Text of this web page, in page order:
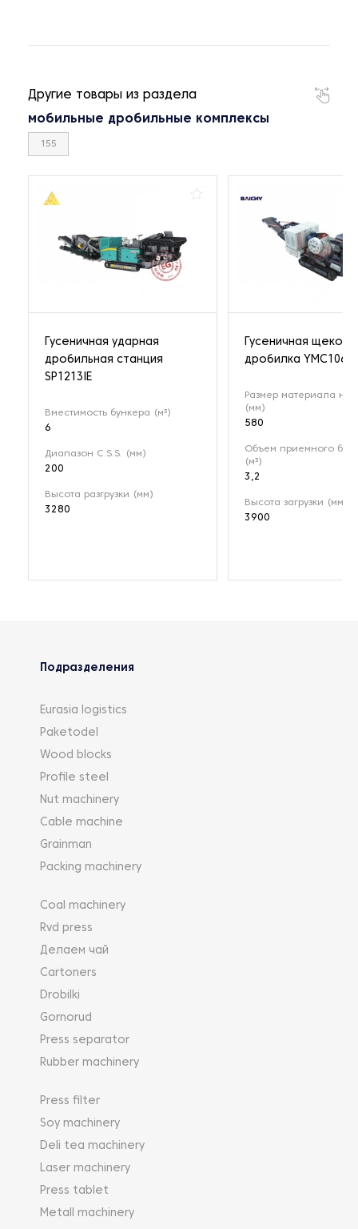
Другие товары из раздела
мобильные дробильные комплексы
155
Гусеничная ударная
дробильная станция
SP1213IE
Вместимость бункера (м³)
6
Диапазон C.S.S. (мм)
200
Высота разгрузки (мм)
3280
Гусеничная
дробилка YMC106
Размер материала на
(мм)
580
Объем приемного
(м³)
3,2
Высота загрузки (мм)
3900
Подразделения
Eurasia logistics
Paketodel
Wood blocks
Profile steel
Nut machinery
Cable machine
Grainman
Packing machinery
Coal machinery
Rvd press
Делаем чай
Cartoners
Drobilki
Gornorud
Press separator
Rubber machinery
Press filter
Soy machinery
Deli tea machinery
Laser machinery
Press tablet
Metall machinery